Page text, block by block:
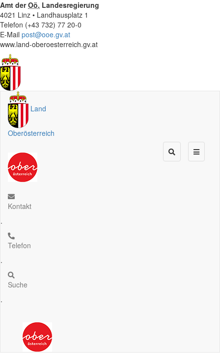
Amt derOö. Landesregierung
4021 Linz • Landhausplatz 1
Telefon (+43 732) 77 20-0
E-Mail post@ooe.gv.at
www.land-oberoesterreich.gv.at
Land
Oberösterreich
Kontakt
.
Telefon
.
Suche
.